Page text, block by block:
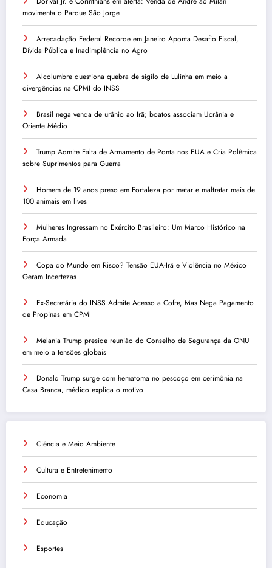
movimenta o Parque São Jorge
Arrecadação Federal Recorde em Janeiro Aponta Desafio Fiscal,
Dívida Pública e Inadimplência no Agro
Alcolumbre questiona quebra de sigilo de Lulinha em meio a
divergências na CPMI do INSS
Brasil nega venda de urânio ao Irã; boatos associam Ucrânia e
Oriente Médio
Trump Admite Falta de Armamento de Ponta nos EUA e Cria Polêmica
sobre Suprimentos para Guerra
Homem de 19 anos preso em Fortaleza por matar e maltratar mais de
100 animais em lives
Mulheres Ingressam no Exército Brasileiro: Um Marco Histórico na
Força Armada
Copa do Mundo em Risco? Tensão EUA-Irã e Violência no México
Geram Incertezas
Ex-Secretária do INSS Admite Acesso a Cofre, Mas Nega Pagamento
de Propinas em CPMI
Melania Trump preside reunião do Conselho de Segurança da ONU
em meio a tensões globais
Donald Trump surge com hematoma no pescoço em cerimônia na
Casa Branca, médico explica o motivo
Ciência e Meio Ambiente
Cultura e Entretenimento
Economia
Educação
Esportes